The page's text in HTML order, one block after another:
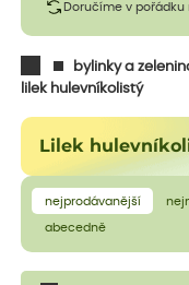
Doručíme v
bylinky a
lilek hulevníkolistý
Lilek
nejprodávanější
abecedně